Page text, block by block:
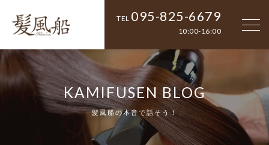
TEL 095-825-6679
10:00-16:00
KAMIFUSEN BLOG
髪風船の本音で話そう！